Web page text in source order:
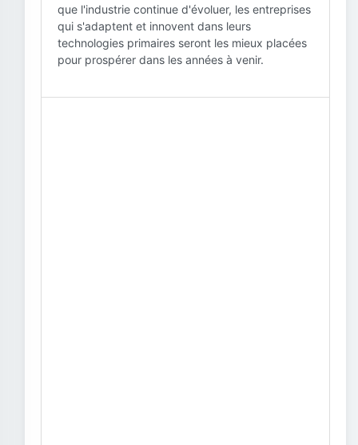
que l'industrie continue d'évoluer, les entreprises
qui s'adaptent et innovent dans leurs
technologies primaires seront les mieux placées
pour prospérer dans les années à venir.